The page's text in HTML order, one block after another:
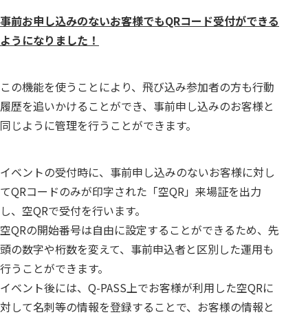
事前お申し込みのないお客様でもQRコード受付ができる
ようになりました！
この機能を使うことにより、飛び込み参加者の方も行動
履歴を追いかけることができ、事前申し込みのお客様と
同じように管理を行うことができます。
イベントの受付時に、事前申し込みのないお客様に対し
てQRコードのみが印字された「空QR」来場証を出力
し、空QRで受付を行います。
空QRの開始番号は自由に設定することができるため、先
頭の数字や桁数を変えて、事前申込者と区別した運用も
行うことができます。
イベント後には、Q-PASS上でお客様が利用した空QRに
対して名刺等の情報を登録することで、お客様の情報と